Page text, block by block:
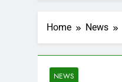
Home News
NEWS